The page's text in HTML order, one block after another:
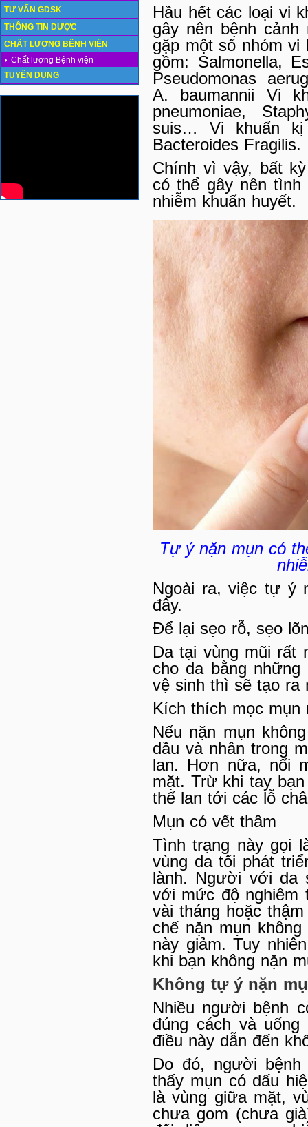
TƯ VẤN GDSK
THÔNG TIN DƯỢC
CHẤT LƯỢNG BỆNH VIỆN
Chất lượng Bệnh viện
TUYỂN DỤNG
Hầu hết các loại vi
gây nên bệnh cảnh
gặp một số nhóm vi
gồm: Salmonella,
Pseudomonas
A. baumannii Vi
pneumoniae,
suis… Vi khuẩn kị
Bacteroides Fragilis.
Chính vì vậy, bất
có thể gây nên
nhiễm khuẩn huyết.
Tự ý nặn mụn có
Ngoài ra, việc tự ý
đây.
Để lại sẹo rỗ, sẹo
Da tại vùng mũi rất
cho da bằng
vệ sinh thì sẽ tạo ra
Kích thích mọc mụn
Nếu nặn mụn
dầu và nhân trong
lan. Hơn nữa, nổi
mặt. Trừ khi tay
thể lan tới các lỗ
Mụn có vết thâm
Tình trạng này gọi
vùng da tối phát
lành. Người với da
với mức độ nghiêm
vài tháng hoặc
chế nặn mụn
này giảm. Tuy
khi bạn không nặn
Không tự ý nặn
Nhiều người bệnh
đúng cách và
điều này dẫn đến
Do đó, người
thấy mụn có dấu
là vùng giữa mặt,
chưa gom (chưa